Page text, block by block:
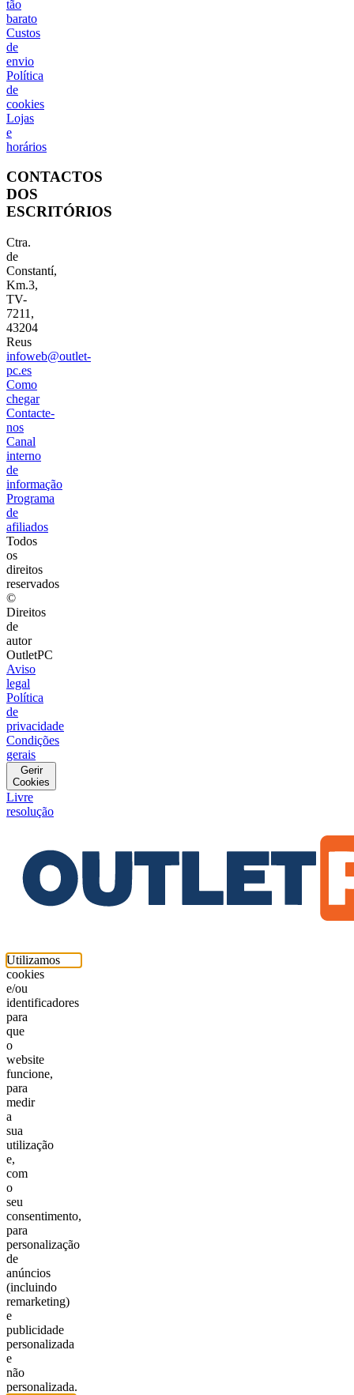
tão
barato
Custos
de
envio
Política
de
cookies
Lojas
e
horários
CONTACTOS
DOS
ESCRITÓRIOS
Ctra.
de
Constantí,
Km.3,
TV-
7211,
43204
Reus
infoweb@outlet-
pc.es
Como
chegar
Contacte-
nos
Canal
interno
de
informação
Programa
de
afiliados
Todos
os
direitos
reservados
©
Direitos
de
autor
OutletPC
Aviso
legal
Política
de
privacidade
Condições
gerais
Gerir
Cookies
Livre
resolução
Utilizamos
cookies
e/ou
identificadores
para
que
o
website
funcione,
para
medir
a
sua
utilização
e,
com
o
seu
consentimento,
para
personalização
de
anúncios
(incluindo
remarketing)
e
publicidade
personalizada
e
não
personalizada.